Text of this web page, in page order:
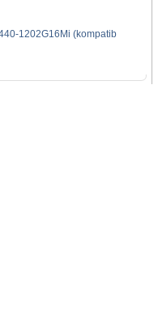
1202G16Mi (kompatib